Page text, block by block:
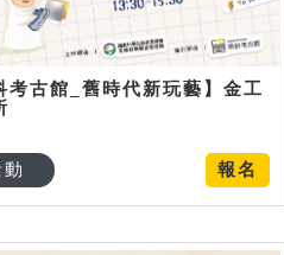
考古館_舊時代新玩藝】金工
報名